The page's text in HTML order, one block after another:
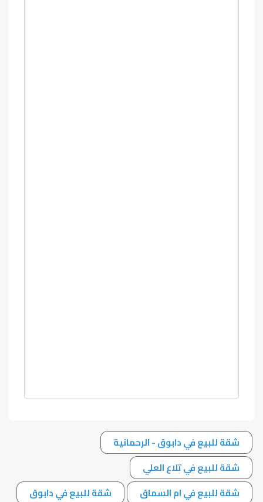
شقة للبيع في دابوق - الرحمانية
شقة للبيع في تلاع العلي
شقة للبيع في ام السماق
شقة للبيع في دابوق